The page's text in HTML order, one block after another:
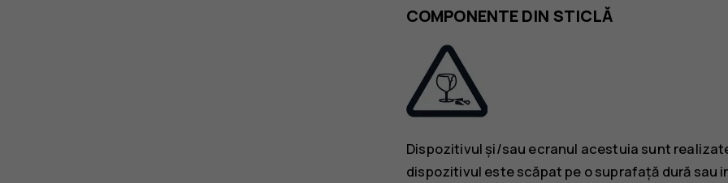
COMPONENTE DIN STICLĂ
Dispozitivul și/sau ecranul acestuia sunt
dispozitivul este scăpat pe o suprafață dură